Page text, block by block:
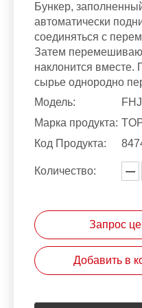
Бункер,
автоматически
соединяться с
Затем
наклонится
сырье однородно
Модель:
FHJ
Марка продукта:
Код Продукта:
Количество:
Запрос
Добавить в